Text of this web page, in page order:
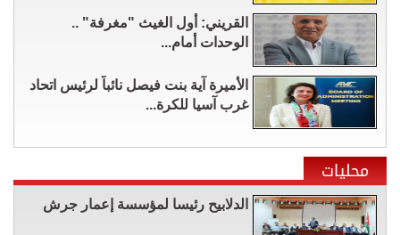
القريني: أول الغيث "مغرفة" ..
الوحدات أمام...
الأميرة آية بنت فيصل نائباً لرئيس اتحاد
غرب آسيا للكرة...
محليات
الدلابيح رئيسا لمؤسسة إعمار جرش